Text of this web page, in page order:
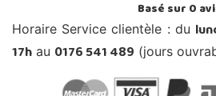
Basé sur0
Horaire Service clientèle : du
17h au 0176 541 489 (jours